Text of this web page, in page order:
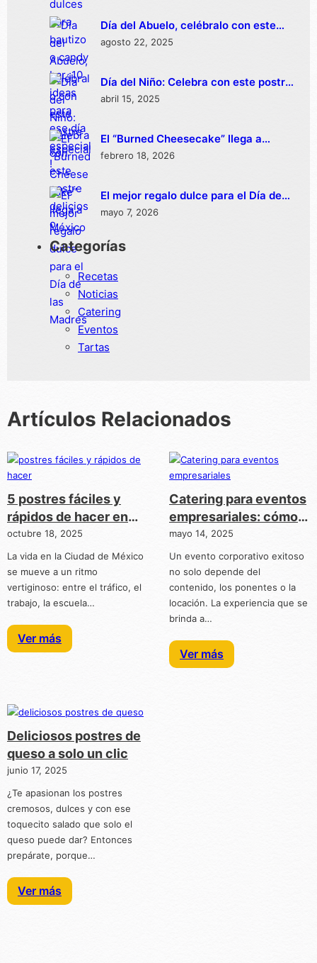
Día del Abuelo, celébralo con este
postre especial
agosto 22, 2025
Día del Niño: Celebra con este postre
delicioso
abril 15, 2025
El “Burned Cheesecake” llega a
México
febrero 18, 2026
El mejor regalo dulce para el Día de
las Madres
mayo 7, 2026
Categorías
Recetas
Noticias
Catering
Eventos
Tartas
Artículos Relacionados
5 postres fáciles y
rápidos de hacer en
CDMX
octubre 18, 2025
La vida en la Ciudad de México
se mueve a un ritmo
vertiginoso: entre el tráfico, el
trabajo, la escuela…
Ver más
Catering para eventos
empresariales: cómo
los postres pueden
marcar la diferencia
mayo 14, 2025
Un evento corporativo exitoso
no solo depende del
contenido, los ponentes o la
locación. La experiencia que se
brinda a…
Ver más
Deliciosos postres de
queso a solo un clic
junio 17, 2025
¿Te apasionan los postres
cremosos, dulces y con ese
toquecito salado que solo el
queso puede dar? Entonces
prepárate, porque…
Ver más